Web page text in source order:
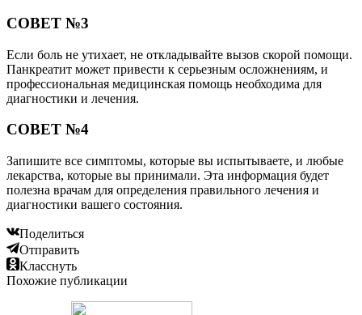
СОВЕТ №3
Если боль не утихает, не откладывайте вызов скорой помощи.
Панкреатит может привести к серьезным осложнениям, и
профессиональная медицинская помощь необходима для
диагностики и лечения.
СОВЕТ №4
Запишите все симптомы, которые вы испытываете, и любые
лекарства, которые вы принимали. Эта информация будет
полезна врачам для определения правильного лечения и
диагностики вашего состояния.
Поделиться
Отправить
Класснуть
Похожие публикации